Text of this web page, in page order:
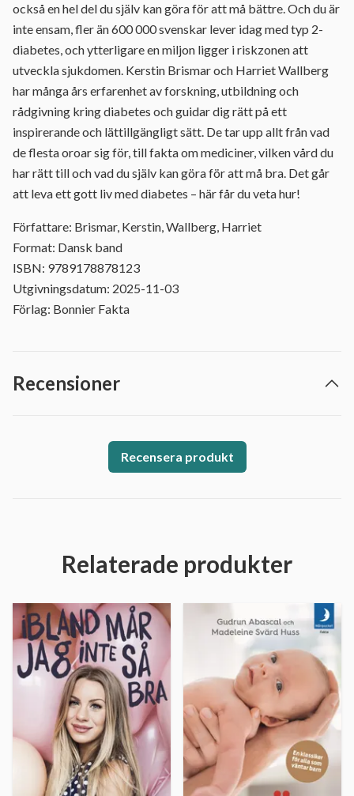
också en hel del du själv kan göra för att må bättre. Och du är
inte ensam, fler än 600 000 svenskar lever idag med typ 2-
diabetes, och ytterligare en miljon ligger i riskzonen att
utveckla sjukdomen. Kerstin Brismar och Harriet Wallberg
har många års erfarenhet av forskning, utbildning och
rådgivning kring diabetes och guidar dig rätt på ett
inspirerande och lättillgängligt sätt. De tar upp allt från vad
de flesta oroar sig för, till fakta om mediciner, vilken vård du
har rätt till och vad du själv kan göra för att må bra. Det går
att leva ett gott liv med diabetes – här får du veta hur!
Författare: Brismar, Kerstin, Wallberg, Harriet
Format: Dansk band
ISBN: 9789178878123
Utgivningsdatum: 2025-11-03
Förlag: Bonnier Fakta
Recensioner
Recensera produkt
Relaterade produkter